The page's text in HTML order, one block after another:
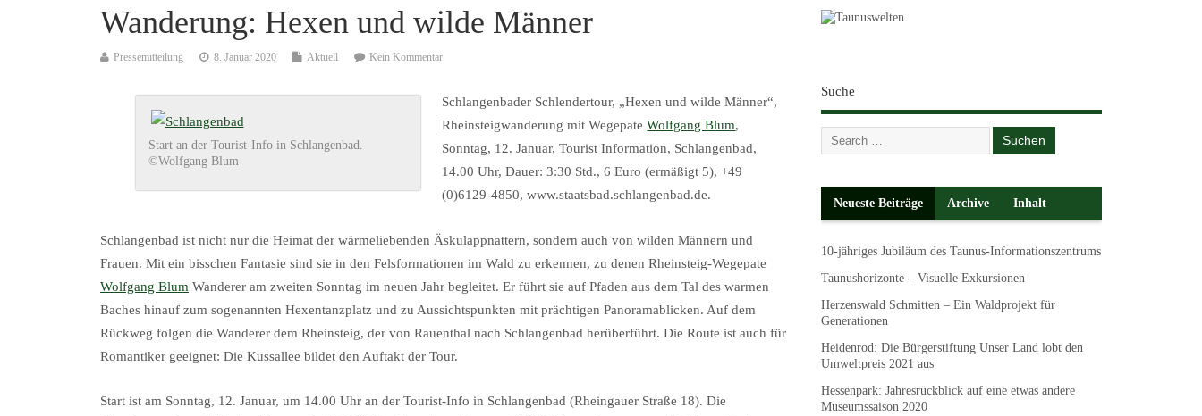
Wanderung: Hexen und wilde Männer
Pressemitteilung 8. Januar 2020 Aktuell Kein Kommentar
Start an der Tourist-Info in Schlangenbad.
©Wolfgang Blum
Schlangenbader Schlendertour, „Hexen und wilde Männer“,
Rheinsteigwanderung mit WegepateWolfgang Blum,
Sonntag, 12. Januar, Tourist Information, Schlangenbad,
14.00 Uhr, Dauer: 3:30 Std., 6 Euro (ermäßigt 5), +49
(0)6129-4850, www.staatsbad.schlangenbad.de.
Schlangenbad ist nicht nur die Heimat der wärmeliebenden Äskulappnattern, sondern auch von wilden Männern und
Frauen. Mit ein bisschen Fantasie sind sie in den Felsformationen im Wald zu erkennen, zu denen Rheinsteig-Wegepate
Wolfgang Blum Wanderer am zweiten Sonntag im neuen Jahr begleitet. Er führt sie auf Pfaden aus dem Tal des warmen
Baches hinauf zum sogenannten Hexentanzplatz und zu Aussichtspunkten mit prächtigen Panoramablicken. Auf dem
Rückweg folgen die Wanderer dem Rheinsteig, der von Rauenthal nach Schlangenbad herüberführt. Die Route ist auch für
Romantiker geeignet: Die Kussallee bildet den Auftakt der Tour.
Start ist am Sonntag, 12. Januar, um 14.00 Uhr an der Tourist-Info in Schlangenbad (Rheingauer Straße 18). Die
Suche
Neueste Beiträge Archive Inhalt
10-jähriges Jubiläum des Taunus-Informationszentrums
Taunushorizonte – Visuelle Exkursionen
Herzenswald Schmitten – Ein Waldprojekt für
Generationen
Heidenrod: Die Bürgerstiftung Unser Land lobt den
Umweltpreis 2021 aus
Hessenpark: Jahresrückblick auf eine etwas andere
Museumssaison 2020